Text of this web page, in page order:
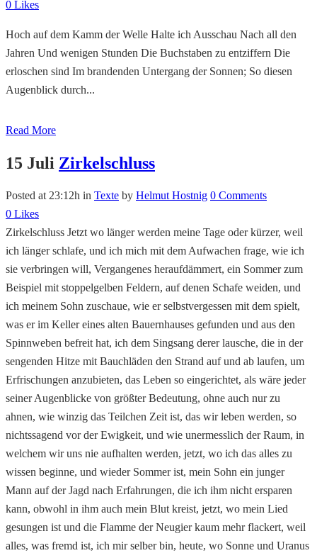
0 Likes
Hoch auf dem Kamm der Welle Halte ich Ausschau Nach all den
Jahren Und wenigen Stunden Die Buchstaben zu entziffern Die
erloschen sind Im brandenden Untergang der Sonnen; So diesen
Augenblick durch...
Read More
15 Juli Zirkelschluss
Posted at 23:12h in Texte by Helmut Hostnig 0 Comments
0 Likes
Zirkelschluss Jetzt wo länger werden meine Tage oder kürzer, weil
ich länger schlafe, und ich mich mit dem Aufwachen frage, wie ich
sie verbringen will, Vergangenes heraufdämmert, ein Sommer zum
Beispiel mit stoppelgelben Feldern, auf denen Schafe weiden, und
ich meinem Sohn zuschaue, wie er selbstvergessen mit dem spielt,
was er im Keller eines alten Bauernhauses gefunden und aus den
Spinnweben befreit hat, ich dem Singsang derer lausche, die in der
sengenden Hitze mit Bauchläden den Strand auf und ab laufen, um
Erfrischungen anzubieten, das Leben so eingerichtet, als wäre jeder
seiner Augenblicke von größter Bedeutung, ohne auch nur zu
ahnen, wie winzig das Teilchen Zeit ist, das wir leben werden, so
nichtssagend vor der Ewigkeit, und wie unermesslich der Raum, in
welchem wir uns nie aufhalten werden, jetzt, wo ich das alles zu
wissen beginne, und wieder Sommer ist, mein Sohn ein junger
Mann auf der Jagd nach Erfahrungen, die ich ihm nicht ersparen
kann, obwohl in ihm auch mein Blut kreist, jetzt, wo mein Lied
gesungen ist und die Flamme der Neugier kaum mehr flackert, weil
alles, was fremd ist, ich mir selber bin, heute, wo Sonne und Uranus